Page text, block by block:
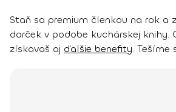
Staň sa premium členkou na rok a
darček v podobe kuchárskej knihy.
získavaš aj ďalšie benefity. Tešíme